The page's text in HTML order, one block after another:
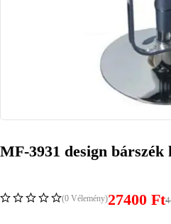
MF-3931 design
(0 Vélemény)27400 Ft